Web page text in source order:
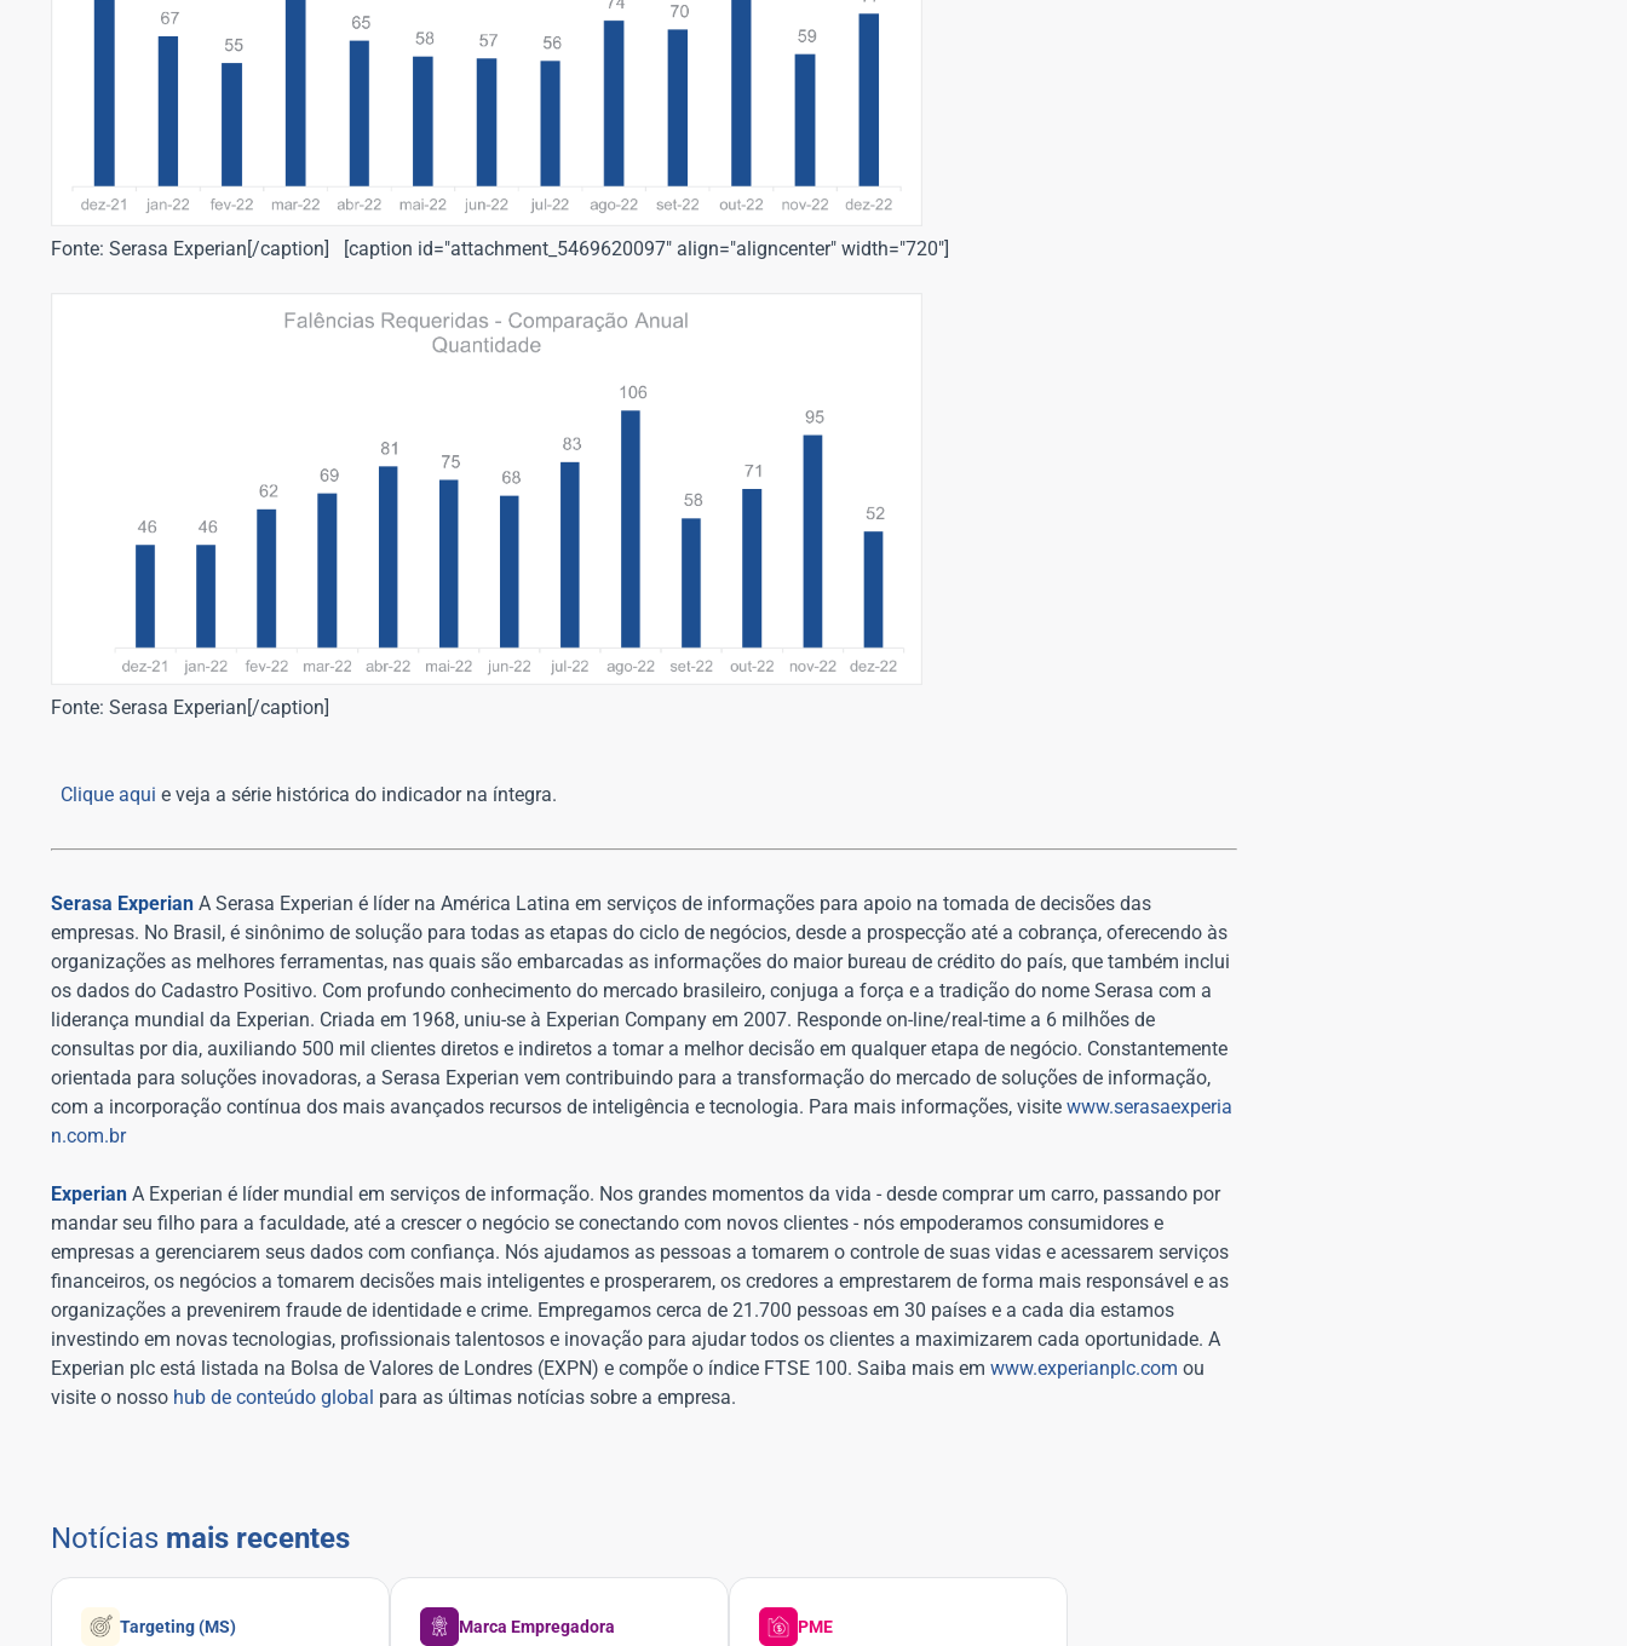
Fonte: Serasa Experian[/caption] [caption id="attachment_5469620097" align="aligncenter" width="720"]
Fonte: Serasa Experian[/caption]
Clique aqui e veja a série histórica do indicador na íntegra.
Serasa Experian A Serasa Experian é líder na América Latina em serviços de informações para apoio na tomada de decisões das
empresas. No Brasil, é sinônimo de solução para todas as etapas do ciclo de negócios, desde a prospecção até a cobrança, oferecendo às
organizações as melhores ferramentas, nas quais são embarcadas as informações do maior bureau de crédito do país, que também inclui
os dados do Cadastro Positivo. Com profundo conhecimento do mercado brasileiro, conjuga a força e a tradição do nome Serasa com a
liderança mundial da Experian. Criada em 1968, uniu-se à Experian Company em 2007. Responde on-line/real-time a 6 milhões de
consultas por dia, auxiliando 500 mil clientes diretos e indiretos a tomar a melhor decisão em qualquer etapa de negócio. Constantemente
orientada para soluções inovadoras, a Serasa Experian vem contribuindo para a transformação do mercado de soluções de informação,
com a incorporação contínua dos mais avançados recursos de inteligência e tecnologia. Para mais informações, visite www.serasaexperia
n.com.br
Experian A Experian é líder mundial em serviços de informação. Nos grandes momentos da vida - desde comprar um carro, passando por
mandar seu filho para a faculdade, até a crescer o negócio se conectando com novos clientes - nós empoderamos consumidores e
empresas a gerenciarem seus dados com confiança. Nós ajudamos as pessoas a tomarem o controle de suas vidas e acessarem serviços
financeiros, os negócios a tomarem decisões mais inteligentes e prosperarem, os credores a emprestarem de forma mais responsável e as
organizações a prevenirem fraude de identidade e crime. Empregamos cerca de 21.700 pessoas em 30 países e a cada dia estamos
investindo em novas tecnologias, profissionais talentosos e inovação para ajudar todos os clientes a maximizarem cada oportunidade. A
Experian plc está listada na Bolsa de Valores de Londres (EXPN) e compõe o índice FTSE 100. Saiba mais em www.experianplc.com ou
visite o nosso hub de conteúdo global para as últimas notícias sobre a empresa.
Notícias mais recentes
Targeting (MS) Marca Empregadora PME